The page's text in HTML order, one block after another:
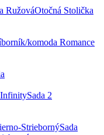
Otočná Stolička
komoda Romance
Sada 2
Sada